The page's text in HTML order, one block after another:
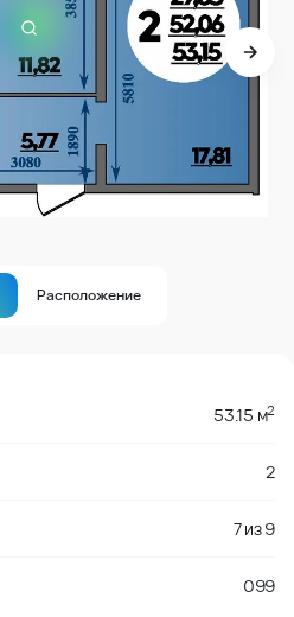
Расположение
53.15 м2
2
7из9
099